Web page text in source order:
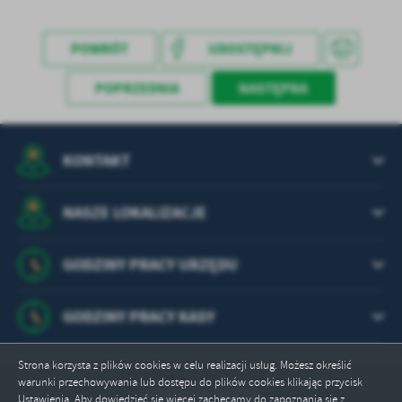
Strona korzysta z plików cookies w celu realizacji usług. Możesz określić
warunki przechowywania lub dostępu do plików cookies klikając przycisk
Ustawienia. Aby dowiedzieć się więcej zachęcamy do zapoznania się z
POWRÓT UDOSTĘPNIJ
POPRZEDNIA NASTĘPNA
KONTAKT
NASZE LOKALIZACJE
GODZINY PRACY URZĘDU
GODZINY PRACY KASY
Odwiedzin: 628788